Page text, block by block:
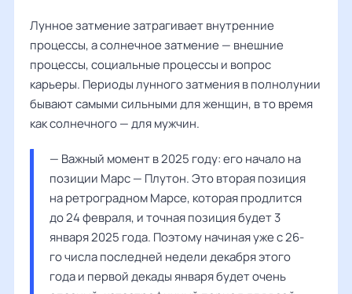
Лунное затмение затрагивает внутренние
процессы, а солнечное затмение — внешние
процессы, социальные процессы и вопрос
карьеры. Периоды лунного затмения в полнолунии
бывают самыми сильными для женщин, в то время
как солнечного — для мужчин.
— Важный момент в 2025 году: его начало на
позиции Марс — Плутон. Это вторая позиция
на ретроградном Марсе, которая продлится
до 24 февраля, и точная позиция будет 3
января 2025 года. Поэтому начиная уже с 26-
го числа последней недели декабря этого
года и первой декады января будет очень